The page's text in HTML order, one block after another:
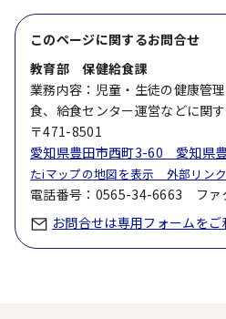
このページに関するお問合せ
教育部 保健給食課
業務内容：児童・生徒の健康管
食、給食センター運営などに関
〒471-8501
愛知県豊田市西町3-60 愛知県
たiマップの地図を表示 外部リンク
電話番号：0565-34-6663 ファ
お問合せは専用フォームをご